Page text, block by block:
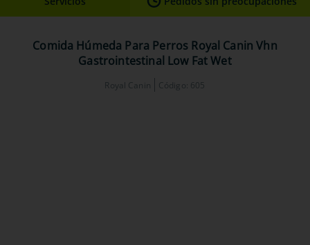
2.
hills
.
nexgard
royal canin
Comida Húmeda Para Perros Royal Canin Vhn
Gastrointestinal Low Fat Wet
Royal Canin Código: 605